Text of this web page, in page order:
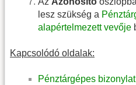
lesz szükség a
alapértelmezett vevője
Kapcsolódó oldalak:
Pénztárgépes bizonylat